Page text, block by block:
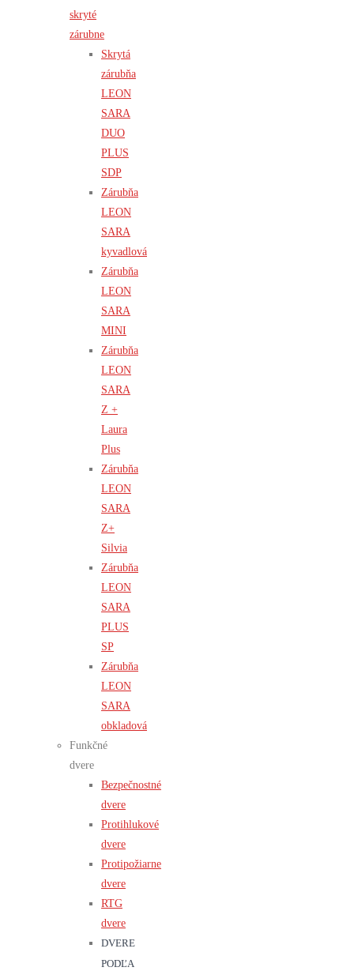
skryté
zárubne
Skrytá
zárubňa
LEON
SARA
DUO
PLUS
SDP
Zárubňa
LEON
SARA
kyvadlová
Zárubňa
LEON
SARA
MINI
Zárubňa
LEON
SARA
Z +
Laura
Plus
Zárubňa
LEON
SARA
Z+
Silvia
Zárubňa
LEON
SARA
PLUS
SP
Zárubňa
LEON
SARA
obkladová
Funkčné
dvere
Bezpečnostné
dvere
Protihlukové
dvere
Protipožiarne
dvere
RTG
dvere
DVERE
PODĽA